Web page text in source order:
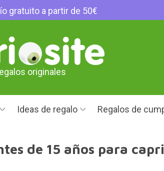
gratuito a partir de 50€
originales
Ideas de regalo Regalos de
de 15 años para